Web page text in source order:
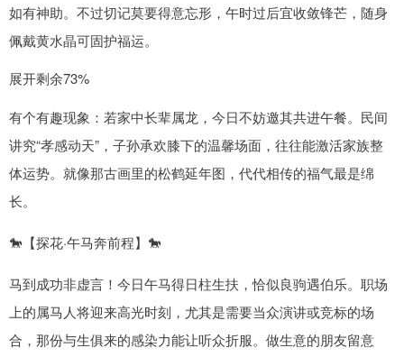
如有神助。不过切记莫要得意忘形，午时过后宜收敛锋芒，随身
佩戴黄水晶可固护福运。
展开剩余73%
有个有趣现象：若家中长辈属龙，今日不妨邀其共进午餐。民间
讲究“孝感动天”，子孙承欢膝下的温馨场面，往往能激活家族整
体运势。就像那古画里的松鹤延年图，代代相传的福气最是绵
长。
🐎【探花·午马奔前程】🐎
马到成功非虚言！今日午马得日柱生扶，恰似良驹遇伯乐。职场
上的属马人将迎来高光时刻，尤其是需要当众演讲或竞标的场
合，那份与生俱来的感染力能让听众折服。做生意的朋友留意